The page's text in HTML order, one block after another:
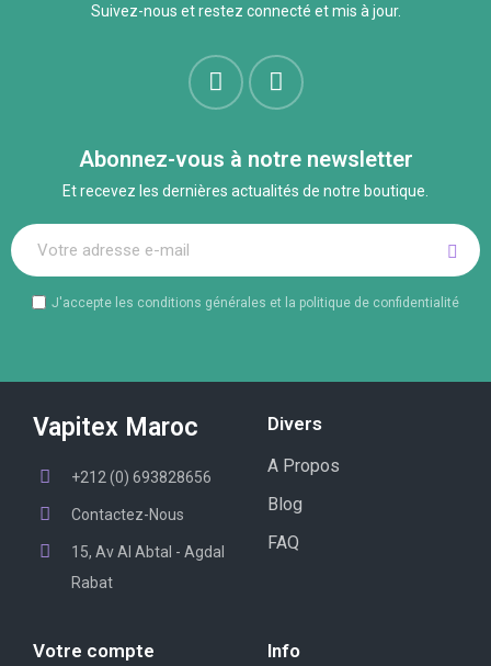
Suivez-nous et restez connecté et mis à jour.
Abonnez-vous à notre newsletter
Et recevez les dernières actualités de notre boutique.
J'accepte les conditions générales et la politique de confidentialité
Vapitex Maroc
+212 (0) 693828656
Contactez-Nous
15, Av Al Abtal - Agdal
Rabat
Divers
A Propos
Blog
FAQ
Votre compte Info